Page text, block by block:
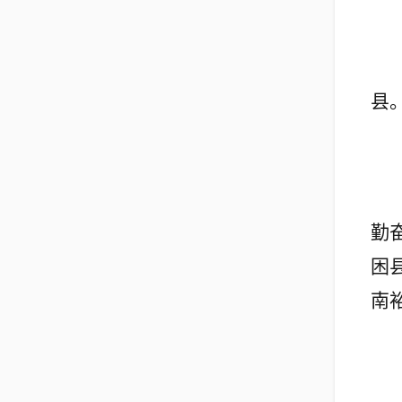
县
勤
困
南